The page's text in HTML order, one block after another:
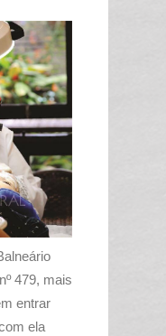
479, mais
entrar
ela